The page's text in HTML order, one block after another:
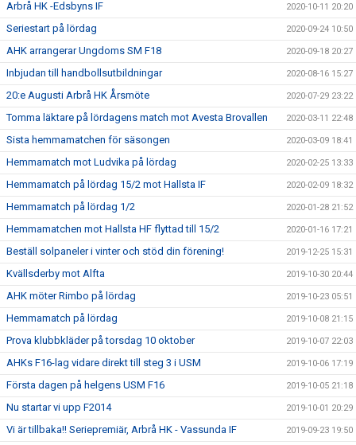
Arbrå HK -Edsbyns IF 2020-10-11 20:20
Seriestart på lördag 2020-09-24 10:50
AHK arrangerar Ungdoms SM F18 2020-09-18 20:27
Inbjudan till handbollsutbildningar 2020-08-16 15:27
20:e Augusti Arbrå HK Årsmöte 2020-07-29 23:22
Tomma läktare på lördagens match mot Avesta Brovallen 2020-03-11 22:48
Sista hemmamatchen för säsongen 2020-03-09 18:41
Hemmamatch mot Ludvika på lördag 2020-02-25 13:33
Hemmamatch på lördag 15/2 mot Hallsta IF 2020-02-09 18:32
Hemmamatch på lördag 1/2 2020-01-28 21:52
Hemmamatchen mot Hallsta HF flyttad till 15/2 2020-01-16 17:21
Beställ solpaneler i vinter och stöd din förening! 2019-12-25 15:31
Kvällsderby mot Alfta 2019-10-30 20:44
AHK möter Rimbo på lördag 2019-10-23 05:51
Hemmamatch på lördag 2019-10-08 21:15
Prova klubbkläder på torsdag 10 oktober 2019-10-07 22:03
AHKs F16-lag vidare direkt till steg 3 i USM 2019-10-06 17:19
Första dagen på helgens USM F16 2019-10-05 21:18
Nu startar vi upp F2014 2019-10-01 20:29
Vi är tillbaka!! Seriepremiär, Arbrå HK - Vassunda IF 2019-09-23 19:50